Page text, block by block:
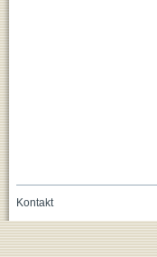
Kontakt